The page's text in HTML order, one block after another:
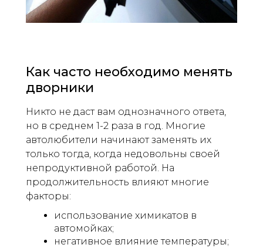
Как часто необходимо менять
дворники
Никто не даст вам однозначного ответа,
но в среднем 1-2 раза в год. Многие
автолюбители начинают заменять их
только тогда, когда недовольны своей
непродуктивной работой. На
продолжительность влияют многие
факторы:
использование химикатов в
автомойках;
негативное влияние температуры;